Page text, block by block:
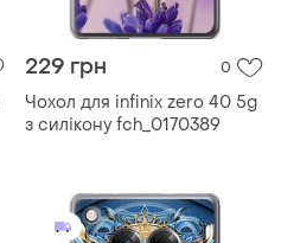
229 грн 0
Чохол для infinix zero 40 5g
з силікону fch_0170389